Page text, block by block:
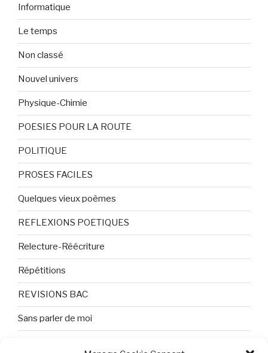
Informatique
Le temps
Non classé
Nouvel univers
Physique-Chimie
POESIES POUR LA ROUTE
POLITIQUE
PROSES FACILES
Quelques vieux poèmes
REFLEXIONS POETIQUES
Relecture-Réécriture
Répétitions
REVISIONS BAC
Sans parler de moi